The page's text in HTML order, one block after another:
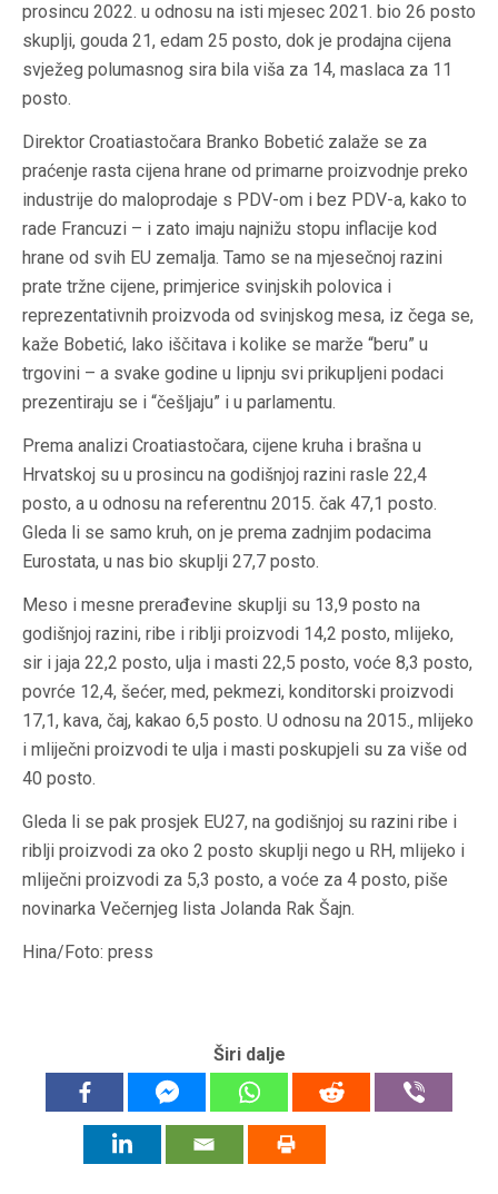
prosincu 2022. u odnosu na isti mjesec 2021. bio 26 posto
skuplji, gouda 21, edam 25 posto, dok je prodajna cijena
svježeg polumasnog sira bila viša za 14, maslaca za 11
posto.
Direktor Croatiastočara Branko Bobetić zalaže se za
praćenje rasta cijena hrane od primarne proizvodnje preko
industrije do maloprodaje s PDV-om i bez PDV-a, kako to
rade Francuzi – i zato imaju najnižu stopu inflacije kod
hrane od svih EU zemalja. Tamo se na mjesečnoj razini
prate tržne cijene, primjerice svinjskih polovica i
reprezentativnih proizvoda od svinjskog mesa, iz čega se,
kaže Bobetić, lako iščitava i kolike se marže “beru” u
trgovini – a svake godine u lipnju svi prikupljeni podaci
prezentiraju se i “češljaju” i u parlamentu.
Prema analizi Croatiastočara, cijene kruha i brašna u
Hrvatskoj su u prosincu na godišnjoj razini rasle 22,4
posto, a u odnosu na referentnu 2015. čak 47,1 posto.
Gleda li se samo kruh, on je prema zadnjim podacima
Eurostata, u nas bio skuplji 27,7 posto.
Meso i mesne prerađevine skuplji su 13,9 posto na
godišnjoj razini, ribe i riblji proizvodi 14,2 posto, mlijeko,
sir i jaja 22,2 posto, ulja i masti 22,5 posto, voće 8,3 posto,
povrće 12,4, šećer, med, pekmezi, konditorski proizvodi
17,1, kava, čaj, kakao 6,5 posto. U odnosu na 2015., mlijeko
i mliječni proizvodi te ulja i masti poskupjeli su za više od
40 posto.
Gleda li se pak prosjek EU27, na godišnjoj su razini ribe i
riblji proizvodi za oko 2 posto skuplji nego u RH, mlijeko i
mliječni proizvodi za 5,3 posto, a voće za 4 posto, piše
novinarka Večernjeg lista Jolanda Rak Šajn.
Hina/Foto: press
Širi dalje